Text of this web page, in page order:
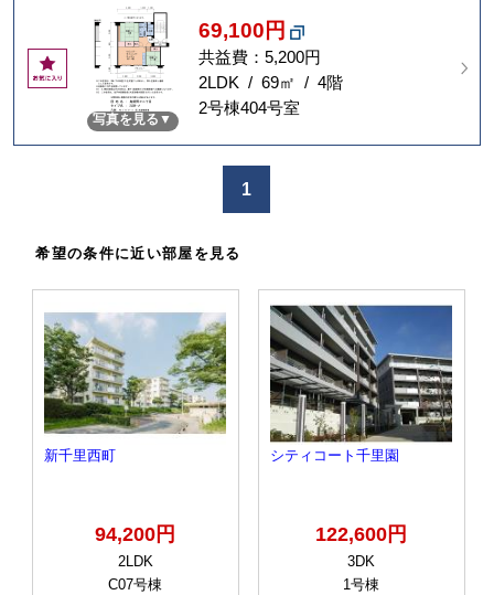
お
気
り
写真を見る
69,100円
共益費：5,200円
2LDK / 69㎡ / 4階
2号棟404号室
1
希望の条件に近い部屋を見る
新千里西町
94,200円
2LDK
C07号棟
シティコート千里園
122,600円
3DK
1号棟